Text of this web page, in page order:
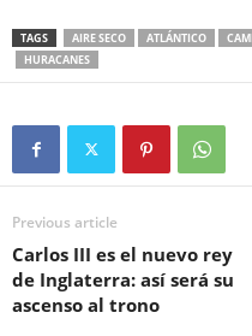
TAGS AIRE SECO ATLÁNTICO
HURACANES
Previous article
Carlos III es el nuevo rey
de Inglaterra: así será su
ascenso al trono